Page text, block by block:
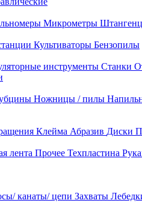
Микрометры
Культиваторы Бензопилы
инструменты Станки
Ножницы / пилы
Клейма Абразив Диски
лента Прочее Техпластина
канаты/ цепи Захваты